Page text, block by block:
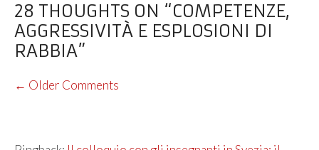
28 THOUGHTS ON “COMPETENZE,
AGGRESSIVITÀ E ESPLOSIONI DI
RABBIA”
COMMENT
← Older Comments